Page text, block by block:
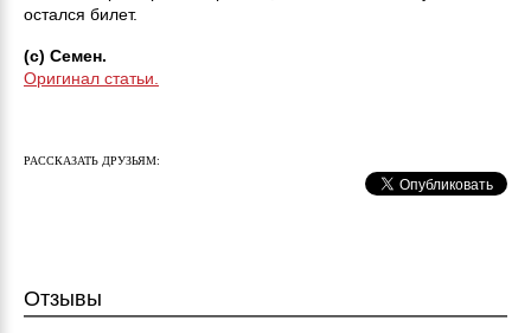
остался билет.
(c) Семен.
Оригинал статьи.
РАССКАЗАТЬ ДРУЗЬЯМ:
Отзывы